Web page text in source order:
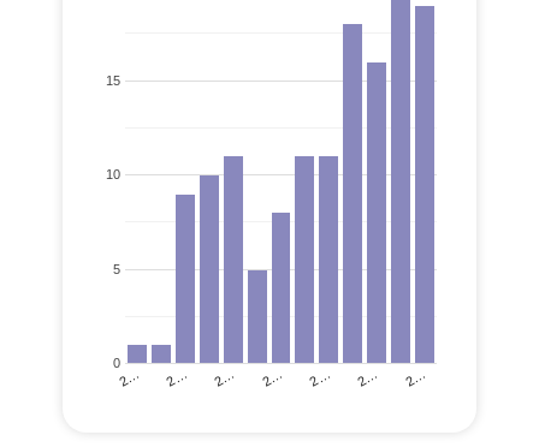
2… 2… 2… 2… 2… 2… 2…
0
5
10
15